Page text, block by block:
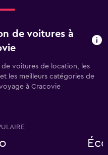
de voitures à
de voitures de location, les
les meilleurs catégories de
à Cracovie